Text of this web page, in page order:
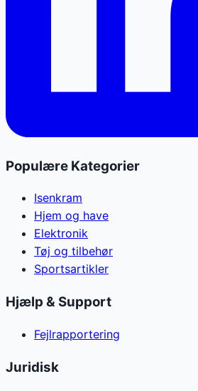
Populære Kategorier
Isenkram
Hjem og have
Elektronik
Tøj og tilbehør
Sportsartikler
Hjælp & Support
Fejlrapportering
Juridisk